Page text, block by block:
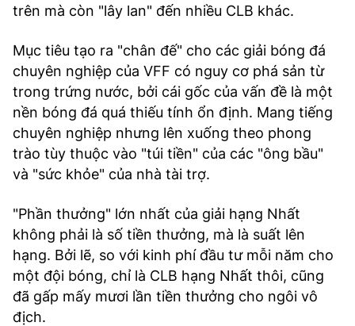
trên mà còn "lây lan" đến nhiều CLB khác.
Mục tiêu tạo ra "chân đế" cho các giải bóng đá
chuyên nghiệp của VFF có nguy cơ phá sản từ
trong trứng nước, bởi cái gốc của vấn đề là một
nền bóng đá quá thiếu tính ổn định. Mang tiếng
chuyên nghiệp nhưng lên xuống theo phong
trào tùy thuộc vào "túi tiền" của các "ông bầu"
và "sức khỏe" của nhà tài trợ.
"Phần thưởng" lớn nhất của giải hạng Nhất
không phải là số tiền thưởng, mà là suất lên
hạng. Bởi lẽ, so với kinh phí đầu tư mỗi năm cho
một đội bóng, chỉ là CLB hạng Nhất thôi, cũng
đã gấp mấy mươi lần tiền thưởng cho ngôi vô
địch.